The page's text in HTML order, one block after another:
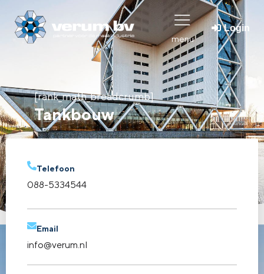
menu
Login
[rank_math_breadcrumb]
Tankbouw
Telefoon
088-5334544
Email
info@verum.nl